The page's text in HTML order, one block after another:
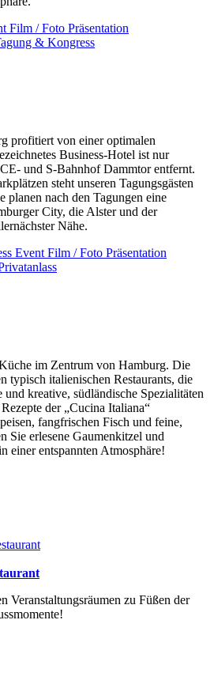
Film / Foto Präsentation
& Kongress
profitiert von einer optimalen
Business-Hotel ist nur
und S-Bahnhof Dammtor entfernt.
steht unseren Tagungsgästen
planen nach den Tagungen eine
City, die Alster und der
Nähe.
Event Film / Foto Präsentation
im Zentrum von Hamburg. Die
typisch italienischen Restaurants, die
und kreative, südländische Spezialitäten
der „Cucina Italiana“
fangfrischen Fisch und feine,
Sie erlesene Gaumenkitzel und
einer entspannten Atmosphäre!
Veranstaltungsräumen zu Füßen der